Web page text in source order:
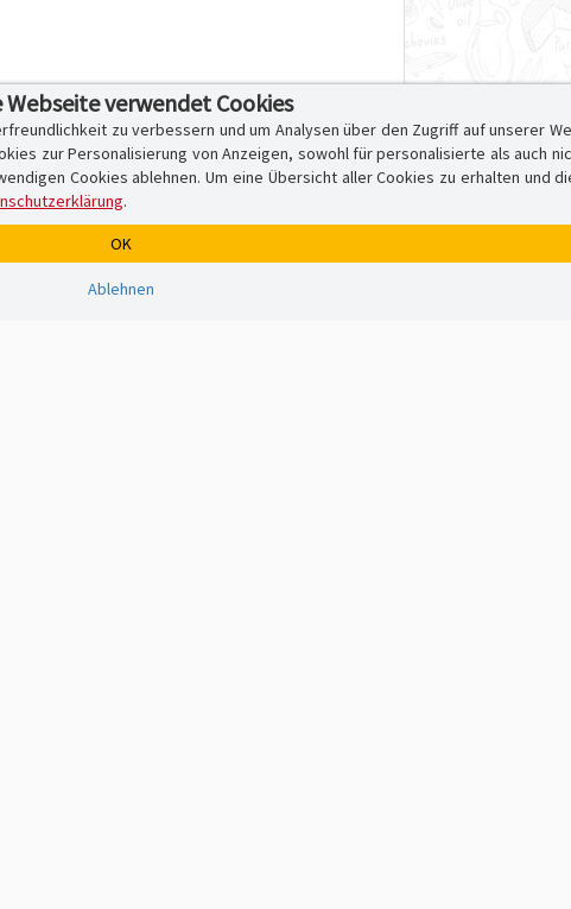
Webseite verwendet Cookies
zu verbessern und um Analysen über den Zugriff auf unserer
zur Personalisierung von Anzeigen, sowohl für personalisierte als auch
Cookies ablehnen. Um eine Übersicht aller Cookies zu erhalten und
.
OK
Ablehnen